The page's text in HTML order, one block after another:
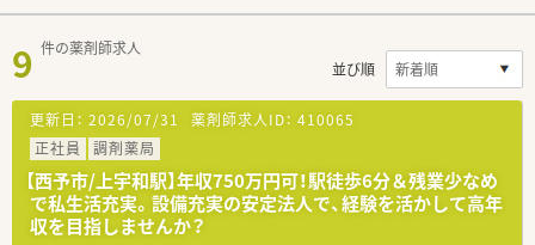
9 件の薬剤師求人
並び順
更新日： 2026/07/31 薬剤師求人ID： 410065
正社員
調剤薬局
【西予市/上宇和駅】年収750万円可！駅徒歩6分＆残業少なめ
で私生活充実。設備充実の安定法人で、経験を活かして高年
収を目指しませんか？